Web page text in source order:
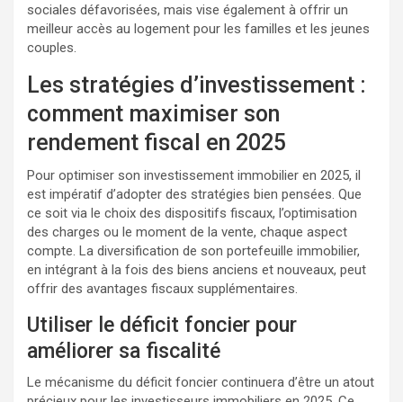
sociales défavorisées, mais vise également à offrir un
meilleur accès au logement pour les familles et les jeunes
couples.
Les stratégies d’investissement :
comment maximiser son
rendement fiscal en 2025
Pour optimiser son investissement immobilier en 2025, il
est impératif d’adopter des stratégies bien pensées. Que
ce soit via le choix des dispositifs fiscaux, l’optimisation
des charges ou le moment de la vente, chaque aspect
compte. La diversification de son portefeuille immobilier,
en intégrant à la fois des biens anciens et nouveaux, peut
offrir des avantages fiscaux supplémentaires.
Utiliser le déficit foncier pour
améliorer sa fiscalité
Le mécanisme du déficit foncier continuera d’être un atout